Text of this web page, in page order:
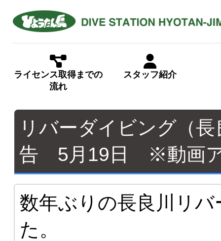
ライセンス取得までの
流れ
スタッフ紹介
リバーダイビング（
告 5月19日 ※動画
数年ぶりの長良川リ
た。